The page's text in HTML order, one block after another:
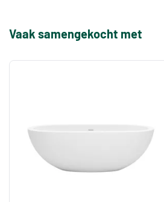
Vaak samengekocht met